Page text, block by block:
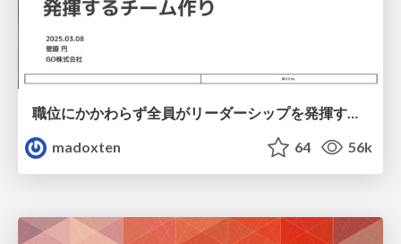
職位にかかわらず全員がリーダーシップを発揮するチーム作り / Building a team where everyone can demonstrate leadership regardless of position
madoxten
64 56k